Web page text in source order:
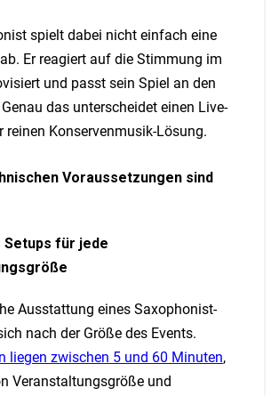
spielt dabei nicht einfach eine
Er reagiert auf die Stimmung im
und passt sein Spiel an den
das unterscheidet einen Live-
reinen Konservenmusik-Lösung.
Voraussetzungen sind
für jede
Ausstattung eines Saxophonist-
nach der Größe des Events.
liegen zwischen 5 und 60 Minuten,
Veranstaltungsgröße und